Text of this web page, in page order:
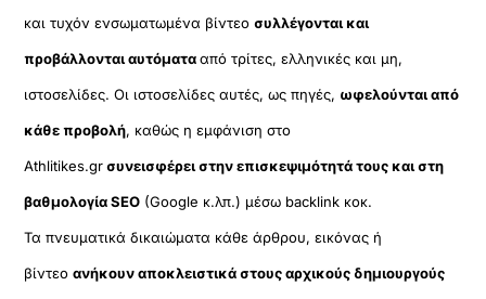
και τυχόν ενσωματωμένα βίντεοσυλλέγονται και
προβάλλονται αυτόματααπό τρίτες, ελληνικές και μη,
ιστοσελίδες. Οι ιστοσελίδες αυτές, ως πηγές, ωφελούνται από
κάθε προβολή, καθώς η εμφάνιση στο
Athlitikes.grσυνεισφέρει στην επισκεψιμότητά τους και στη
βαθμολογία SEO (Google κ.λπ.) μέσω backlink κοκ.
Τα πνευματικά δικαιώματα κάθε άρθρου, εικόνας ή
βίντεοανήκουν αποκλειστικά στους αρχικούς δημιουργούς